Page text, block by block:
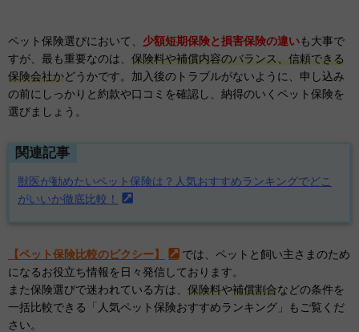
ペット保険選びにおいて、 少額短期保険と損害保険の違いも大事で
すが、最も重要なのは、 保険料や補償内容のバランス、信頼できる
保険会社かどうかです。加入後のトラブルがないように、申し込み
の前にしっかりと約款や口コミを確認し、納得のいくペット保険を
選びましょう。
関連記事
獣医が勧めたいペット保険は？人気おすすめランキングでどこ
がいいか徹底比較！
【ペット保険比較のピクシー】
では、ペットと飼い主さまのため
になるお役立ち情報を日々発信しております。
また保険選びで迷われている方は、 保険料や補償割合などの条件を
一括比較できる「人気ペット保険おすすめランキング」もご覧くだ
さい。